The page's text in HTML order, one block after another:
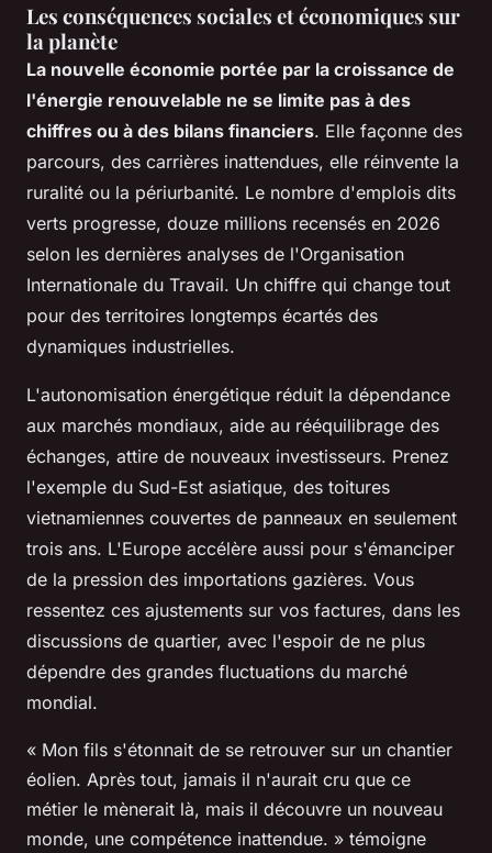
Les conséquences sociales et économiques sur
la planète
La nouvelle économie portée par la croissance de
l'énergie renouvelable ne se limite pas à des
chiffres ou à des bilans financiers. Elle façonne des
parcours, des carrières inattendues, elle réinvente la
ruralité ou la périurbanité. Le nombre d'emplois dits
verts progresse, douze millions recensés en 2026
selon les dernières analyses de l'Organisation
Internationale du Travail. Un chiffre qui change tout
pour des territoires longtemps écartés des
dynamiques industrielles.
L'autonomisation énergétique réduit la dépendance
aux marchés mondiaux, aide au rééquilibrage des
échanges, attire de nouveaux investisseurs. Prenez
l'exemple du Sud-Est asiatique, des toitures
vietnamiennes couvertes de panneaux en seulement
trois ans. L'Europe accélère aussi pour s'émanciper
de la pression des importations gazières. Vous
ressentez ces ajustements sur vos factures, dans les
discussions de quartier, avec l'espoir de ne plus
dépendre des grandes fluctuations du marché
mondial.
« Mon fils s'étonnait de se retrouver sur un chantier
éolien. Après tout, jamais il n'aurait cru que ce
métier le mènerait là, mais il découvre un nouveau
monde, une compétence inattendue. » témoigne